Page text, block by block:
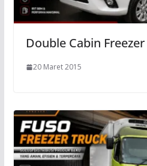
Double Cabin
20 Maret 2015